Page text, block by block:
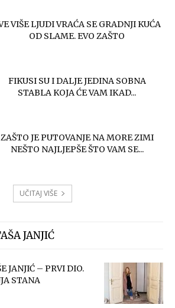
VIŠE LJUDI VRAĆA SE GRADNJI KUĆA
OD SLAME. EVO ZAŠTO
FIKUSI SU I DALJE JEDINA SOBNA
STABLA KOJA ĆE VAM IKAD...
ZAŠTO JE PUTOVANJE NA MORE ZIMI
NEŠTO NAJLJEPŠE ŠTO VAM SE...
UČITAJ VIŠE
JANJIĆ
JANJIĆ – PRVI DIO.
STANA